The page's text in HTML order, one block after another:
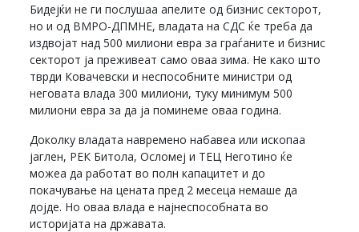
Бидејќи не ги послушаа апелите од бизнис секторот,
но и од ВМРО-ДПМНЕ, владата на СДС ќе треба да
издвојат над 500 милиони евра за граѓаните и бизнис
секторот ја преживеат само оваа зима. Не како што
тврди Ковачевски и неспособните министри од
неговата влада 300 милиони, туку минимум 500
милиони евра за да ја поминеме оваа година.
Доколку владата навремено набавеа или ископаа
јаглен, РЕК Битола, Осломеј и ТЕЦ Неготино ќе
можеа да работат во полн капацитет и до
покачување на цената пред 2 месеца немаше да
дојде. Но оваа влада е најнеспособната во
историјата на државата.